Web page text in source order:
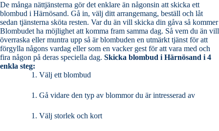
De många nättjänsterna gör det enklare än någonsin att skicka ett
blombud i Härnösand. Gå in, välj ditt arrangemang, beställ och låt
sedan tjänsterna sköta resten. Var du än vill skicka din gåva så kommer
Blombudet ha möjlighet att komma fram samma dag. Så vem du än vill
överraska eller muntra upp så är blombuden en utmärkt tjänst för att
förgylla någons vardag eller som en vacker gest för att vara med och
fira någon på deras speciella dag. Skicka blombud i Härnösand i 4
enkla steg:
Välj ett blombud
Gå vidare den typ av blommor du är intresserad av
Välj storlek och kort